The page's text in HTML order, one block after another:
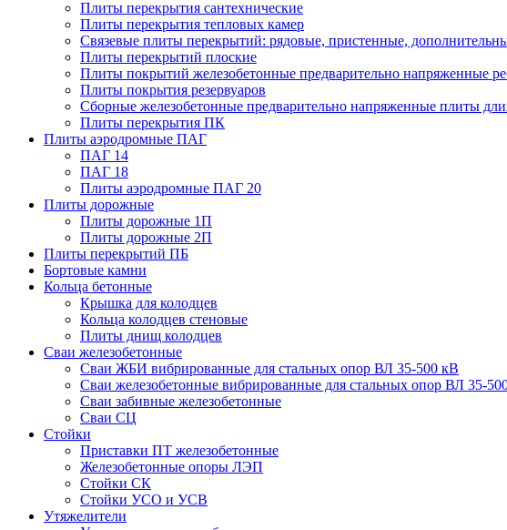
Плиты перекрытия сантехнические
Плиты перекрытия тепловых камер
Связевые плиты перекрытий: рядовые, пристенные,
Плиты перекрытий плоские
Плиты покрытий железобетонные предварительно напряженные
Плиты покрытия резервуаров
Сборные железобетонные предварительно напряженные плиты
Плиты перекрытия ПК
Плиты аэродромные ПАГ
ПАГ 14
ПАГ 18
Плиты аэродромные ПАГ 20
Плиты дорожные
Плиты дорожные 1П
Плиты дорожные 2П
Плиты перекрытий ПБ
Бортовые камни
Кольца бетонные
Крышка для колодцев
Кольца колодцев стеновые
Плиты днищ колодцев
Сваи железобетонные
Сваи ЖБИ вибрированные для стальных опор ВЛ 35-500 кВ
Сваи железобетонные вибрированные для стальных опор ВЛ 35-
Сваи забивные железобетонные
Сваи СЦ
Стойки
Приставки ПТ железобетонные
Железобетонные опоры ЛЭП
Стойки СК
Стойки УСО и УСВ
Утяжелители